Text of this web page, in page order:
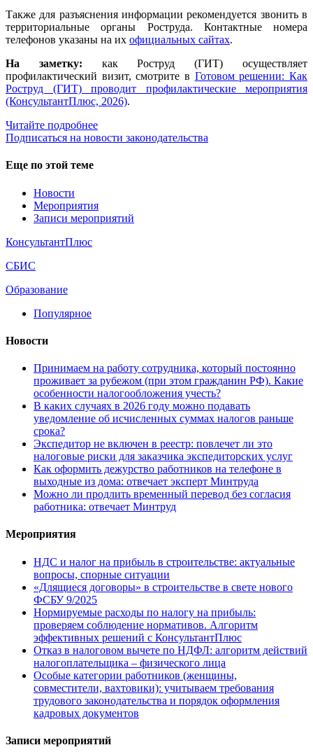
Также для разъяснения информации рекомендуется звонить в
территориальные органы Роструда. Контактные номера
телефонов указаны на их официальных сайтах.
На заметку: как Роструд (ГИТ) осуществляет
профилактический визит, смотрите в Готовом решении: Как
Роструд (ГИТ) проводит профилактические мероприятия
(КонсультантПлюс, 2026).
Читайте подробнее
Подписаться на новости законодательства
Еще по этой теме
Новости
Мероприятия
Записи мероприятий
КонсультантПлюс
СБИС
Образование
Популярное
Новости
Принимаем на работу сотрудника, который постоянно
проживает за рубежом (при этом гражданин РФ). Какие
особенности налогообложения учесть?
В каких случаях в 2026 году можно подавать
уведомление об исчисленных суммах налогов раньше
срока?
Экспедитор не включен в реестр: повлечет ли это
налоговые риски для заказчика экспедиторских услуг
Как оформить дежурство работников на телефоне в
выходные из дома: отвечает эксперт Минтруда
Можно ли продлить временный перевод без согласия
работника: отвечает Минтруд
Мероприятия
НДС и налог на прибыль в строительстве: актуальные
вопросы, спорные ситуации
«Длящиеся договоры» в строительстве в свете нового
ФСБУ 9/2025
Нормируемые расходы по налогу на прибыль:
проверяем соблюдение нормативов. Алгоритм
эффективных решений с КонсультантПлюс
Отказ в налоговом вычете по НДФЛ: алгоритм действий
налогоплательщика – физического лица
Особые категории работников (женщины,
совместители, вахтовики): учитываем требования
трудового законодательства и порядок оформления
кадровых документов
Записи мероприятий